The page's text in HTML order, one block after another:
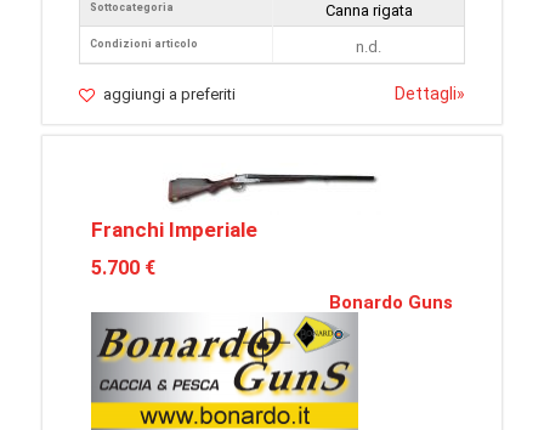
Sottocategoria
Condizioni articolo
Canna rigata
n.d.
aggiungi a preferiti Dettagli»
Franchi Imperiale
5.700 €
Bonardo Guns